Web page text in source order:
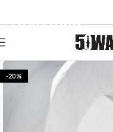
Skip to main content
-20%